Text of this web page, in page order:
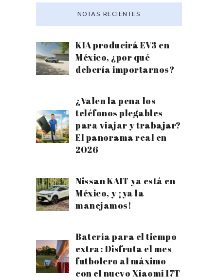
NOTAS RECIENTES
KIA producirá EV3 en
México, ¿por qué
debería importarnos?
¿Valen la pena los
teléfonos plegables
para viajar y trabajar?
El panorama real en
2026
Nissan KAIT ya está en
México, y ¡ya la
manejamos!
Batería para el tiempo
extra: Disfruta el mes
futbolero al máximo
con el nuevo Xiaomi 17T